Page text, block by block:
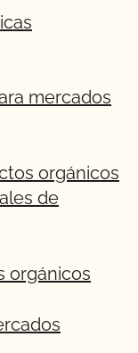
mercados
orgánicos
de
orgánicos